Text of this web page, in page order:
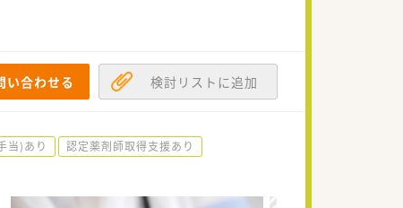
い合わせる 検討リストに追加
当)あり
認定薬剤師取得支援あり